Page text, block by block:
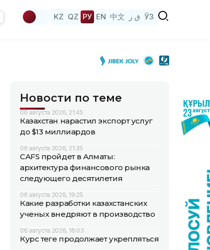
KZ QZ РУ EN 中文 ق ز ЎЗ
Новости по теме
06 августа 2026, 21:45
Казахстан нарастил экспорт услуг
до $13 миллиардов
06 августа 2026, 21:35
CAFS пройдет в Алматы:
архитектура финансового рынка
следующего десятилетия
06 августа 2026, 19:25
Какие разработки казахстанских
ученых внедряют в производство
06 августа 2026, 16:03
Курс теңге продолжает укрепляться